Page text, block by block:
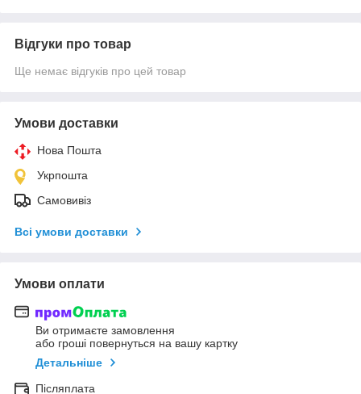
Відгуки про товар
Ще немає відгуків про цей товар
Умови доставки
Нова Пошта
Укрпошта
Самовивіз
Всі умови доставки
Умови оплати
Ви отримаєте замовлення
або гроші повернуться на вашу картку
Детальніше
Післяплата